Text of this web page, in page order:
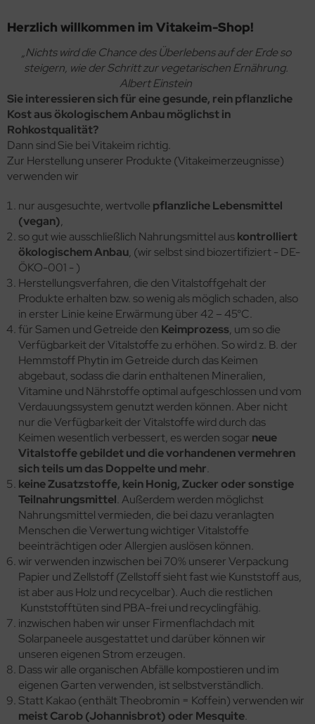
Herzlich willkommen im Vitakeim-Shop!
„Nichts wird die Chance des Überlebens auf der Erde so
steigern, wie der Schritt zur vegetarischen Ernährung.
Albert Einstein
Sie interessieren sich für eine gesunde, rein pflanzliche
Kost aus ökologischem Anbau möglichst in
Rohkostqualität?
Dann sind Sie bei Vitakeim richtig.
Zur Herstellung unserer Produkte (Vitakeimerzeugnisse)
verwenden wir
nur ausgesuchte, wertvolle pflanzliche Lebensmittel
(vegan),
so gut wie ausschließlich Nahrungsmittel auskontrolliert
ökologischem Anbau, (wir selbst sind biozertifiziert - DE-
ÖKO-001 - )
Herstellungsverfahren, die den Vitalstoffgehalt der
Produkte erhalten bzw. so wenig als möglich schaden, also
in erster Linie keine Erwärmung über 42 – 45°C.
für Samen und Getreide den Keimprozess, um so die
Verfügbarkeit der Vitalstoffe zu erhöhen. So wird z. B. der
Hemmstoff Phytin im Getreide durch das Keimen
abgebaut, sodass die darin enthaltenen Mineralien,
Vitamine und Nährstoffe optimal aufgeschlossen und vom
Verdauungssystem genutzt werden können. Aber nicht
nur die Verfügbarkeit der Vitalstoffe wird durch das
Keimen wesentlich verbessert, es werden sogar neue
Vitalstoffe gebildet und die vorhandenen vermehren
sich teils um das Doppelte und mehr.
keine Zusatzstoffe, kein Honig, Zucker oder sonstige
Teilnahrungsmittel. Außerdem werden möglichst
Nahrungsmittel vermieden, die bei dazu veranlagten
Menschen die Verwertung wichtiger Vitalstoffe
beeinträchtigen oder Allergien auslösen können.
wir verwenden inzwischen bei 70% unserer Verpackung
Papier und Zellstoff (Zellstoff sieht fast wie Kunststoff aus,
ist aber aus Holz und recycelbar). Auch die restlichen
Kunststofftüten sind PBA-frei und recyclingfähig.
inzwischen haben wir unser Firmenflachdach mit
Solarpaneele ausgestattet und darüber können wir
unseren eigenen Strom erzeugen.
Dass wir alle organischen Abfälle kompostieren und im
eigenen Garten verwenden, ist selbstverständlich.
Statt Kakao (enthält Theobromin = Koffein) verwenden wir
meist Carob (Johannisbrot) oder Mesquite.
und Knäckebrot in Rohkostqualität
Lebensmittel, verschiedene Produkte
Vitakeimerzeugnisse
Kakao, Süßmittel, Kastanienmehl, Nussmus
fermentiert, unpasteurisiert (Sauerkraut,
Miso, Tamari)
fermentierte, alternative Käsesorten
, Mandel- und Sojakäse)